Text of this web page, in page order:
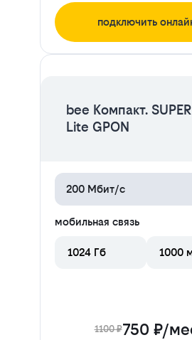
подключить
bee Компакт.
Lite GPON
200 Мбит/с
мобильная связь
1024 Гб 1000
1100 ₽750 ₽/